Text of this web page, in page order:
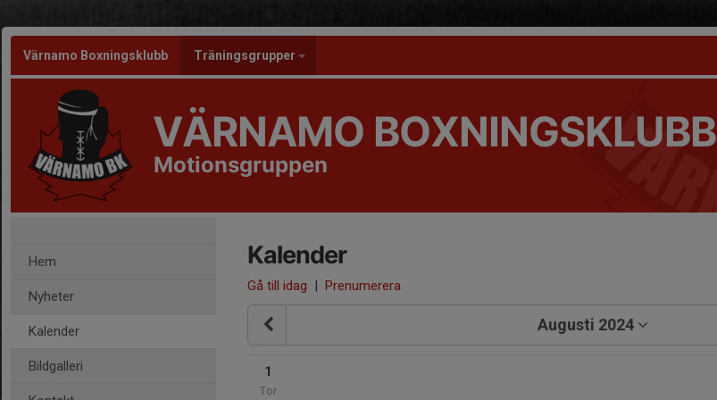
Värnamo Boxningsklubb Träningsgrupper
VÄRNAMO BOXNINGSKLUBB
Motionsgruppen
Hem
Nyheter
Kalender
Bildgalleri
Kalender
Gå till idag | Prenumerera
Augusti 2024
1
Tor